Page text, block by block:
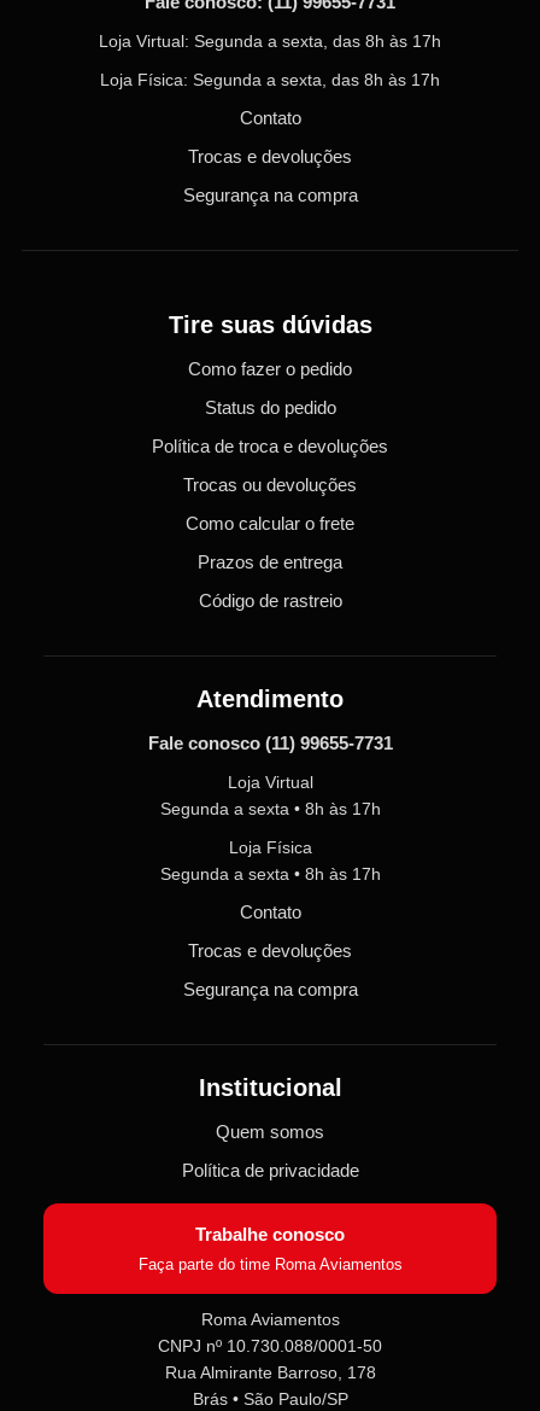
Roma Aviamentos
Online agora
Loja Virtual: Segunda a sexta, das 8h às 17h
Loja Física: Segunda a sexta, das 8h às 17h
Contato
Trocas e devoluções
Segurança na compra
Tire suas dúvidas
Como fazer o pedido
Status do pedido
Política de troca e devoluções
Trocas ou devoluções
Como calcular o frete
Prazos de entrega
Código de rastreio
Atendimento
Fale conosco (11) 99655-7731
Loja Virtual
Segunda a sexta • 8h às 17h
Loja Física
Segunda a sexta • 8h às 17h
Contato
Trocas e devoluções
Segurança na compra
Institucional
Quem somos
Política de privacidade
Trabalhe conosco
Faça parte do time Roma Aviamentos
Roma Aviamentos
CNPJ nº 10.730.088/0001-50
Rua Almirante Barroso, 178
Brás • São Paulo/SP